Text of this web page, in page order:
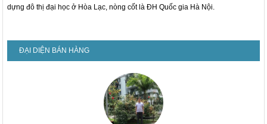
dựng đô thị đại học ở Hòa Lạc, nòng cốt là ĐH Quốc gia Hà Nội.
ĐẠI DIỆN BÁN HÀNG